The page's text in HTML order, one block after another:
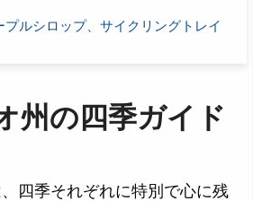
ルシロップ、サイクリングトレイ
州の四季ガイド
四季それぞれに特別で心に残